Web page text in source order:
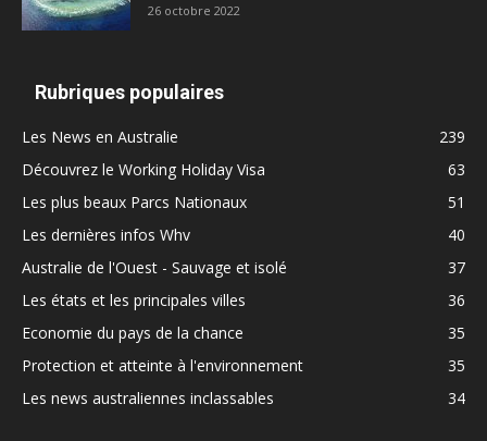
26 octobre 2022
Rubriques populaires
Les News en Australie
239
Découvrez le Working Holiday Visa
63
Les plus beaux Parcs Nationaux
51
Les dernières infos Whv
40
Australie de l'Ouest - Sauvage et isolé
37
Les états et les principales villes
36
Economie du pays de la chance
35
Protection et atteinte à l'environnement
35
Les news australiennes inclassables
34